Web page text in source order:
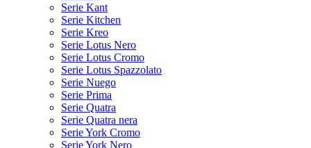
Serie Kant
Serie Kitchen
Serie Kreo
Serie Lotus Nero
Serie Lotus Cromo
Serie Lotus Spazzolato
Serie Nuego
Serie Prima
Serie Quatra
Serie Quatra nera
Serie York Cromo
Serie York Nero